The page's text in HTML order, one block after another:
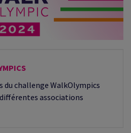
du challenge WalkOlympics
différentes associations